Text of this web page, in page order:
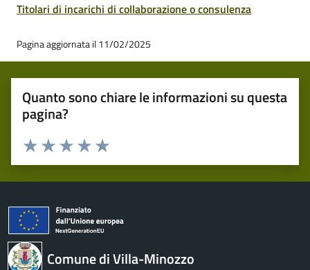
Titolari di incarichi di collaborazione o consulenza
Pagina aggiornata il 11/02/2025
Quanto sono chiare le informazioni su questa
pagina?
Valuta 5 stelle su 5
Valuta 4 stelle su 5
Valuta 3 stelle su 5
Valuta 2 stelle su 5
Valuta 1 stelle su 5
Comune di Villa-Minozzo